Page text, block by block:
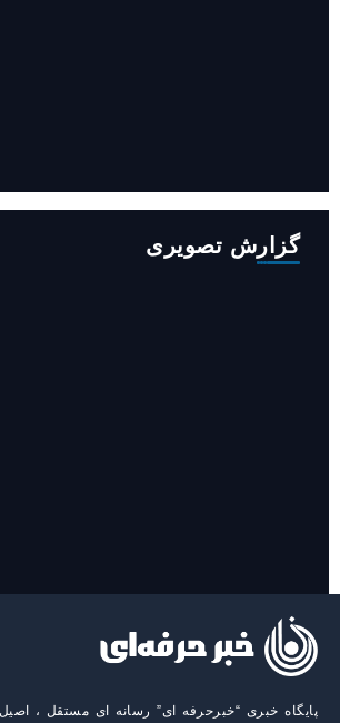
گزارش تصویری
پایگاه خبری “خبرحرفه ای” رسانه ای مستقل ،